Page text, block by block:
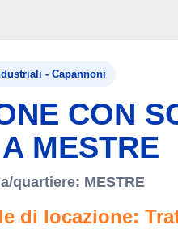
- Capannoni
CON
MESTRE
quartiere: MESTRE
di locazione: